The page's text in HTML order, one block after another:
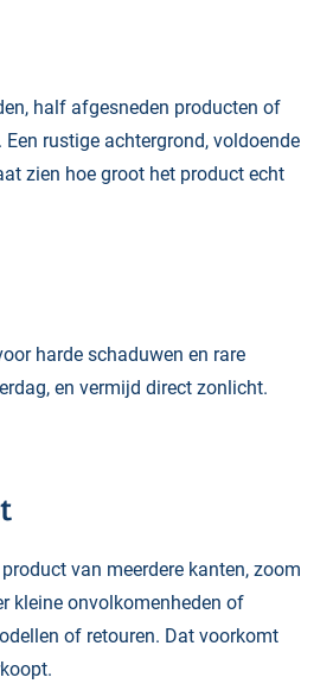
half afgesneden producten of
rustige achtergrond, voldoende
zien hoe groot het product echt
harde schaduwen en rare
en vermijd direct zonlicht.
van meerdere kanten, zoom
kleine onvolkomenheden of
of retouren. Dat voorkomt